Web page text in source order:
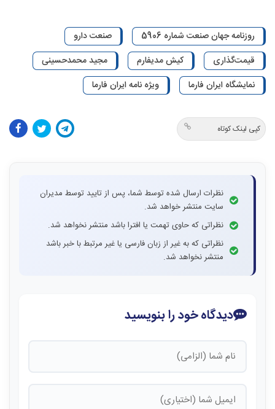
روزنامه جهان صنعت شماره 5906
صنعت دارو
قیمت‌گذاری
کیش مدیفارم
مجید محمدحسینی
نمایشگاه ایران فارما
ویژه نامه ایران فارما
کپی لینک کوتاه
نظرات ارسال شده توسط شما، پس از تایید توسط مدیران
سایت منتشر خواهد شد.
نظراتی که حاوی تهمت یا افترا باشد منتشر نخواهد شد.
نظراتی که به غیر از زبان فارسی یا غیر مرتبط با خبر باشد
منتشر نخواهد شد.
دیدگاه خود را بنویسید